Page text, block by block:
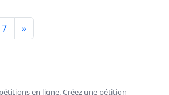
7 »
en ligne. Créez une pétition